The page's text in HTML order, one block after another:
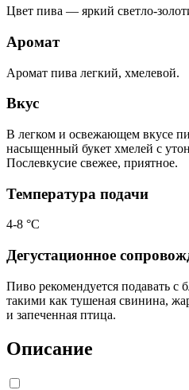
Цвет пива — яркий светло-
Аромат
Аромат пива легкий, хмелевой.
Вкус
В легком и освежающем вкусе
насыщенный букет хмелей с
Послевкусие свежее, приятное.
Температура подачи
4-8 °С
Дегустационное
Пиво рекомендуется подавать с
такими как тушеная свинина,
и запеченная птица.
Описание